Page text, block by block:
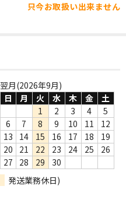
只今お取扱い出来ません
翌月(2026年9月)
日
月 火 水 木 金
土
1
2 3 4
5
6
7 8 9 10 11
12
13
14 15 16 17 18
19
20
21 22 23 24 25
26
27
28 29
30
発送業務休日)